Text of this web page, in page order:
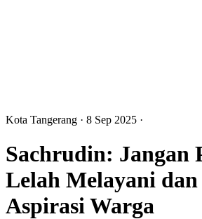
Kota Tangerang · 8 Sep 2025 ·
Sachrudin: Jangan
Lelah Melayani dan
Aspirasi Warga